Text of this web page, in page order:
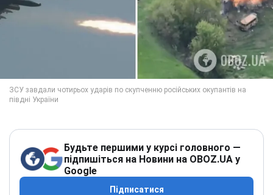
Будьте першими у курсі головного —
підпишіться на Новини на OBOZ.UA у
Google
Підписатися